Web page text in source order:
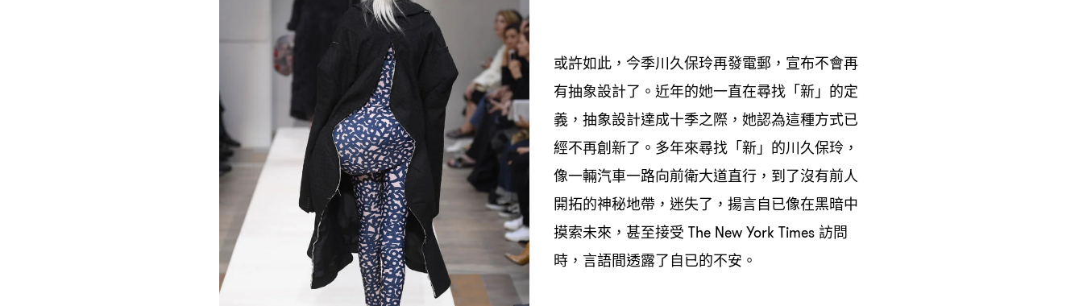
或許如此 ， 今季川久保玲再發電郵 ， 宣布不會再
有抽象設計了。近年的她一直在尋找「新」的定
義 ， 抽象設計達成十季之際 ， 她認為這種方式已
經不再創新了。多年來尋找「新」的川久保玲 ，
像一輛汽車一路向前衛大道直行 ， 到了沒有前人
開拓的神秘地帶 ， 迷失了 ， 揚言自已像在黑暗中
摸索未來 ， 甚至接受 The New York Times 訪問
時 ， 言語間透露了自已的不安。